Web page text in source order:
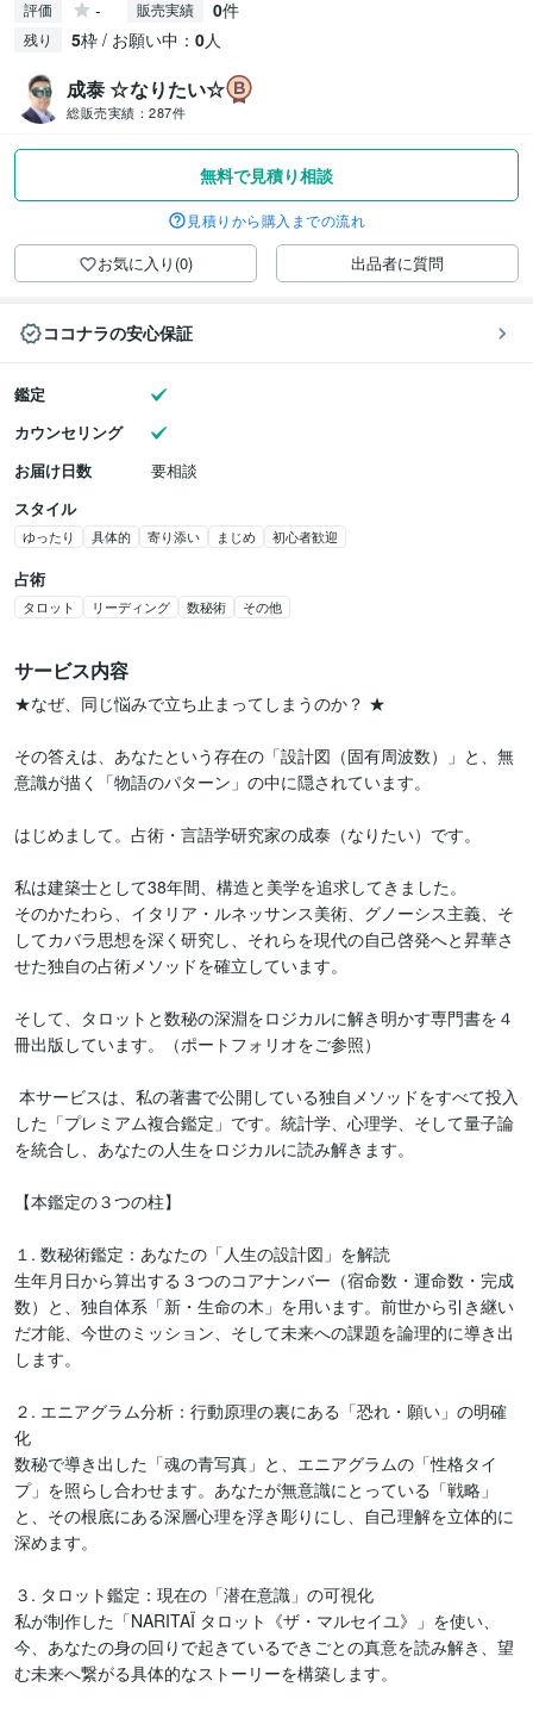
評価 - 販売実績 0件
残り 5枠 / お願い中： 0人
成泰 ☆なりたい☆
総販売実績： 287件
無料で見積り相談
見積りから購入までの流れ
お気に入り(0) 出品者に質問
ココナラの安心保証
鑑定
カウンセリング
お届け日数
要相談
スタイル
ゆったり 具体的 寄り添い まじめ 初心者歓迎
占術
タロット リーディング 数秘術 その他
サービス内容
★なぜ、同じ悩みで立ち止まってしまうのか？ ★
その答えは、あなたという存在の「設計図（固有周波数）」と、無
意識が描く「物語のパターン」の中に隠されています。
はじめまして。占術・言語学研究家の成泰（なりたい）です。
私は建築士として38年間、構造と美学を追求してきました。
そのかたわら、イタリア・ルネッサンス美術、グノーシス主義、そ
してカバラ思想を深く研究し、それらを現代の自己啓発へと昇華さ
せた独自の占術メソッドを確立しています。
そして、タロットと数秘の深淵をロジカルに解き明かす専門書を４
冊出版しています。（ポートフォリオをご参照）
した「プレミアム複合鑑定」です。統計学、心理学、そして量子論
を統合し、あなたの人生をロジカルに読み解きます。
【本鑑定の３つの柱】
１. 数秘術鑑定：あなたの「人生の設計図」を解読
生年月日から算出する３つのコアナンバー（宿命数・運命数・完成
数）と、独自体系「新・生命の木」を用います。前世から引き継い
だ才能、今世のミッション、そして未来への課題を論理的に導き出
します。
２. エニアグラム分析：行動原理の裏にある「恐れ・願い」の明確
化
数秘で導き出した「魂の青写真」と、エニアグラムの「性格タイ
プ」を照らし合わせます。あなたが無意識にとっている「戦略」
と、その根底にある深層心理を浮き彫りにし、自己理解を立体的に
深めます。
３. タロット鑑定：現在の「潜在意識」の可視化
私が制作した「NARITAÏ タロット《ザ・マルセイユ》」を使い、
今、あなたの身の回りで起きているできごとの真意を読み解き、望
む未来へ繋がる具体的なストーリーを構築します。